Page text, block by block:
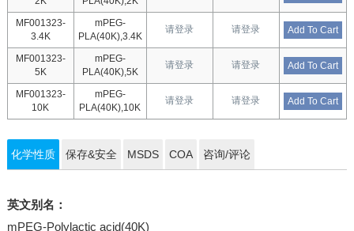
MF001323-
3.4K
mPEG-
PLA(40K),3.4K
请登录 请登录 Add To Cart
MF001323-
5K
mPEG-
PLA(40K),5K
请登录 请登录 Add To Cart
MF001323-
10K
mPEG-
PLA(40K),10K
请登录 请登录 Add To Cart
化学性质 保存&安全 MSDS COA 咨询/评论
英文别名：
mPEG-Polylactic acid(40K)